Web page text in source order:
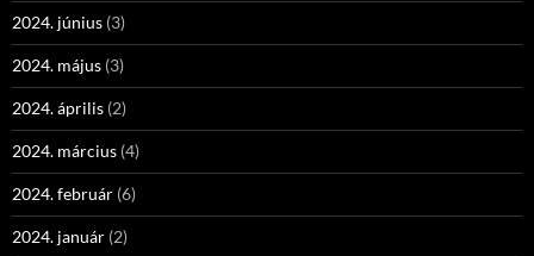
2024. június (3)
2024. május (3)
2024. április (2)
2024. március (4)
2024. február (6)
2024. január (2)